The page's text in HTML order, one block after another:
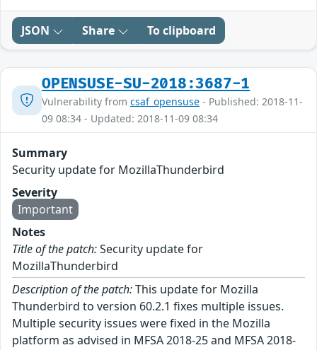
JSON Share To clipboard
OPENSUSE-SU-2018:3687-1
Vulnerability from csaf_opensuse - Published: 2018-11-
09 08:34 - Updated: 2018-11-09 08:34
Summary
Security update for MozillaThunderbird
Severity
Important
Notes
Title of the patch:Security update for
MozillaThunderbird
Description of the patch:This update for Mozilla
Thunderbird to version 60.2.1 fixes multiple issues.
Multiple security issues were fixed in the Mozilla
platform as advised in MFSA 2018-25 and MFSA 2018-